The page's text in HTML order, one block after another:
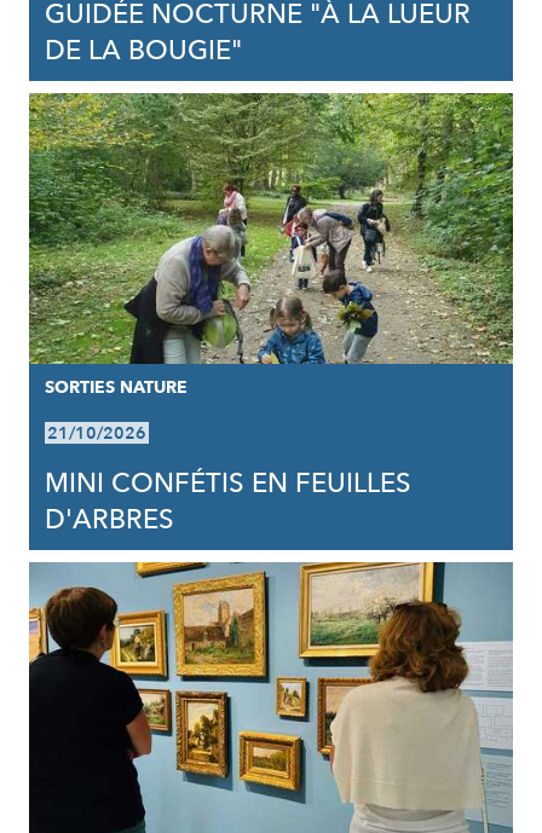
GUIDÉE NOCTURNE "À LA LUEUR
DE LA BOUGIE"
SORTIES NATURE
21/10/2026
MINI CONFÉTIS EN FEUILLES
D'ARBRES